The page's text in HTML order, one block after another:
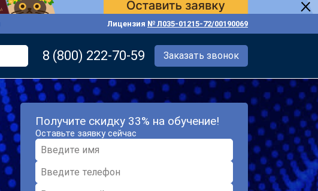
Лицензия № Л035-01215-72/00190069
8 (800) 222-70-59 Заказать звонок
Получите скидку 33% на обучение!
Оставьте заявку сейчас